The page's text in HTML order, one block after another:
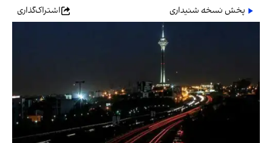
پخش نسخه شنیداری اشتراک‌گذاری